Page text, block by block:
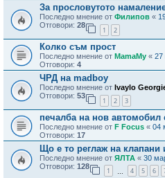
За прословутото
Последно мнение от Филипов «
Отговори: 28
1 2
Колко съм прост
Последно мнение от MamaMy « 27
Отговори: 4
ЧРД на madboy
Последно мнение от Ivaylo
Отговори: 53
1 2 3
печалба на нов автомобил
Последно мнение от F Focus « 04
Отговори: 17
Що е то реглаж на
Последно мнение от ЯЛТА « 30
Отговори: 128
1 4 5 6